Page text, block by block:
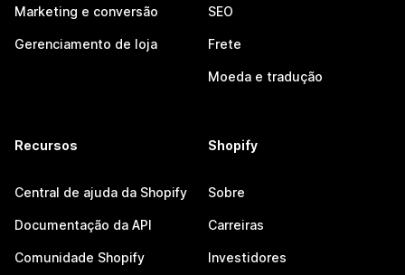
Marketing e conversão
Gerenciamento de loja
SEO
Frete
Moeda e tradução
Recursos
Central de ajuda da Shopify
Documentação da API
Comunidade Shopify
Shopify
Sobre
Carreiras
Investidores